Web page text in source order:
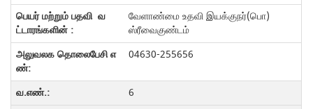
வேளாண்மை உதவி இயக்குநர்(பொ)
ஸ்ரீவைகுண்டம்
04630-255656
6